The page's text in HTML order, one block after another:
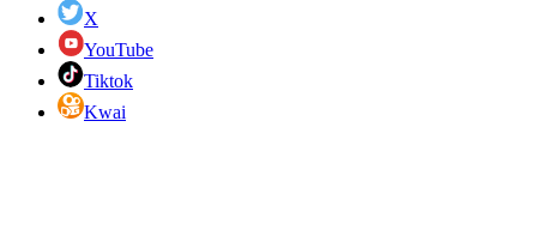
X
YouTube
Tiktok
Kwai